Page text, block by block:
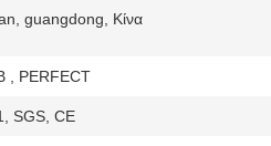
guangdong, Κίνα
, PERFECT
SGS, CE